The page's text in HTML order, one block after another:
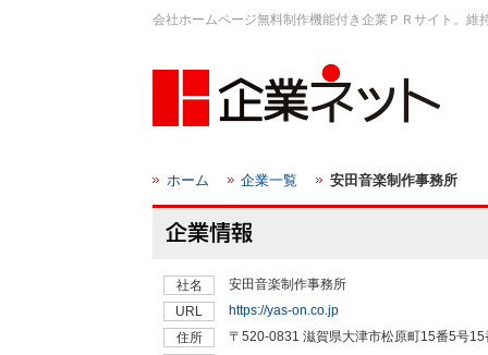
会社ホームページ無料制作機能付き企業ＰＲサイト。
ホーム 企業一覧 安田音楽制作事務所
社名
安田音楽制作事務所
URL
https://yas-on.co.jp
住所
〒520-0831 滋賀県大津市松原町15番5号15